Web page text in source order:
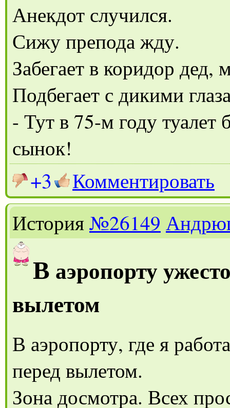
Анекдот случился.
Сижу препода жду.
Забегает в коридор дед,
Подбегает с дикими
- Тут в 75-м году туалет
сынок!
+3
Комментировать
История№26149
В аэропорту
вылетом
В аэропорту, где я
перед вылетом.
Зона досмотра. Всех